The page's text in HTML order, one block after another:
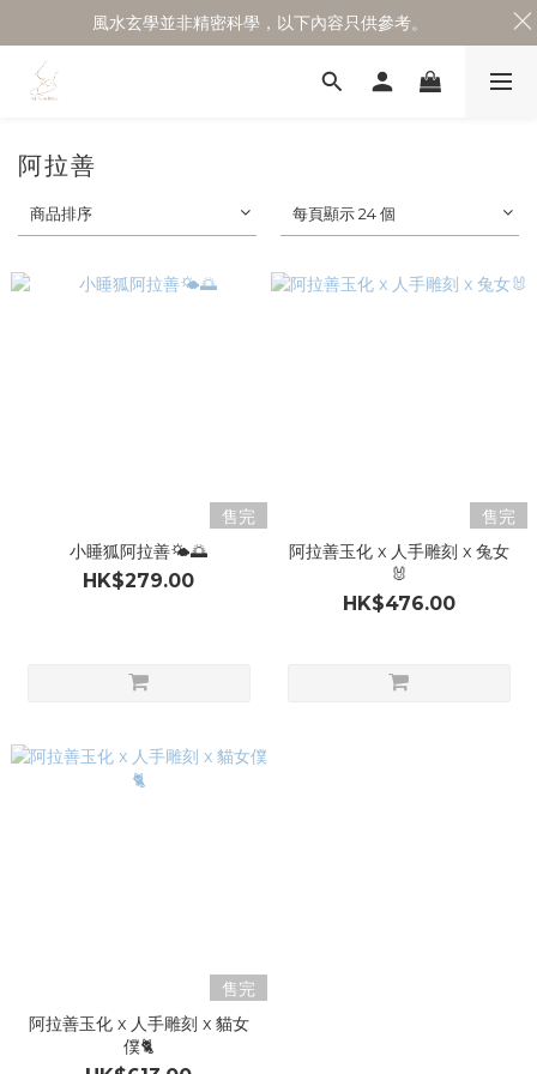
阿拉善
商品排序 每頁顯示 24 個
售完
小睡狐阿拉善🌤️🌅
HK$279.00
售完
阿拉善玉化 x 人手雕刻 x 兔女
🐰
HK$476.00
售完
阿拉善玉化 x 人手雕刻 x 貓女
僕🐈
風水玄學並非精密科學，以下內容只供參考。